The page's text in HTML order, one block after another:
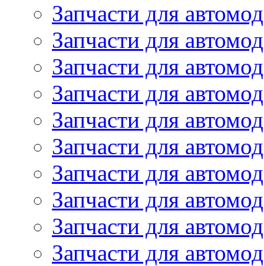
Запчасти для
Запчасти для
Запчасти для
Запчасти для
Запчасти для
Запчасти для
Запчасти для
Запчасти для
Запчасти для
Запчасти для